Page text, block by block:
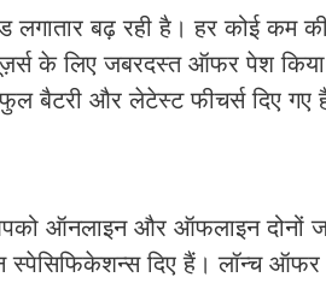
लगातार बढ़ रही है। हर कोई कम
के लिए जबरदस्त ऑफर पेश
बैटरी और लेटेस्ट फीचर्स दिए गए
ऑनलाइन और ऑफलाइन दोनों
स्पेसिफिकेशन्स दिए हैं। लॉन्च